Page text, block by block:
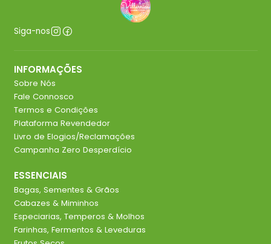
Siga-nos
INFORMAÇÕES
Sobre Nós
Fale Connosco
Termos e Condições
Plataforma Revendedor
Livro de Elogios/Reclamações
Campanha Zero Desperdício
ESSENCIAIS
Bagas, Sementes & Grãos
Cabazes & Miminhos
Especiarias, Temperos & Molhos
Farinhas, Fermentos & Leveduras